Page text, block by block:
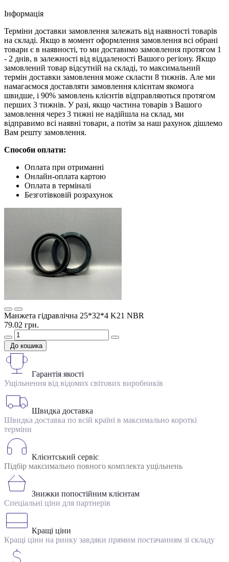
Iнформація
Терміни доставки замовлення залежать від наявності товарів
на складі. Якщо в момент оформлення замовлення всі обрані
товари є в наявності, то ми доставимо замовлення протягом 1
- 2 днів, в залежності від віддаленості Вашого регіону. Якщо
замовлений товар відсутній на складі, то максимальний
термін доставки замовлення може скласти 8 тижнів. Але ми
намагаємося доставляти замовлення клієнтам якомога
швидше, і 90% замовлень клієнтів відправляються протягом
перших 3 тижнів. У разі, якщо частина товарів з Вашого
замовлення через 3 тижні не надійшла на склад, ми
відправимо всі наявні товари, а потім за наш рахунок дішлемо
Вам решту замовлення.
Способи оплати:
Оплата при отриманні
Онлайн-оплата картою
Оплата в терміналі
Безготівковій розрахунок
Манжета гідравлічна 25*32*4 K21 NBR
79.02 грн.
До кошика
Гарантія якості
Ущільнення від відомих світових виробників
Швидка доставка
Швидка доставка по всій країні в максимально короткі
терміни
Клієнтський сервіс
Підбір максимально повного комплекта ущільнень
Знижки попостійним клієнтам
Спеціальні ціни для партнерів
Кращі ціни
Кращі ціни на ринку завдяки прямим постачанням зі складу